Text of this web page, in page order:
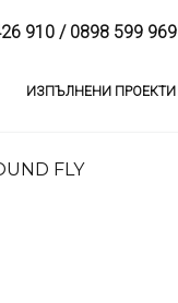
910 / 0898 599 969
ИЗПЪЛНЕНИ ПРОЕКТИ
FLY